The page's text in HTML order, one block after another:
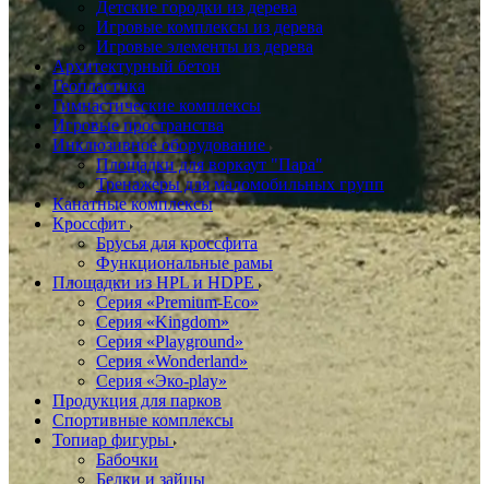
Детские городки из дерева
Игровые комплексы из дерева
Игровые элементы из дерева
Архитектурный бетон
Геопластика
Гимнастические комплексы
Игровые пространства
Инклюзивное оборудование
Площадки для воркаут "Пара"
Тренажеры для маломобильных групп
Канатные комплексы
Кроссфит
Брусья для кроссфита
Функциональные рамы
Площадки из HPL и HDPE
Серия «Premium-Eco»
Серия «Kingdom»
Серия «Playground»
Серия «Wonderland»
Серия «Эко-play»
Продукция для парков
Спортивные комплексы
Топиар фигуры
Бабочки
Белки и зайцы